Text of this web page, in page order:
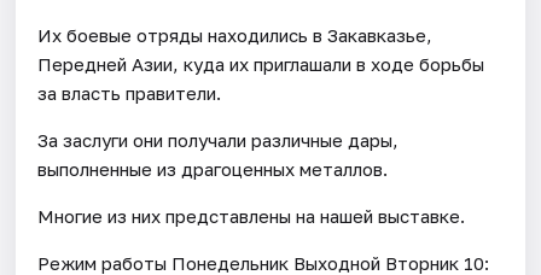
Их боевые отряды находились в Закавказье,
Передней Азии, куда их приглашали в ходе борьбы
за власть правители.
За заслуги они получали различные дары,
выполненные из драгоценных металлов.
Многие из них представлены на нашей выставке.
Режим работы Понедельник Выходной Вторник 10: